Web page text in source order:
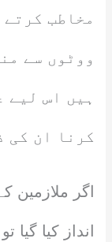
مخاطب
ووٹوں سے
ہیں اس لیے
کرنا ان کی
اگر ملازمین
انداز کیا